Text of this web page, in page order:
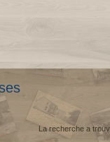
La recherche a